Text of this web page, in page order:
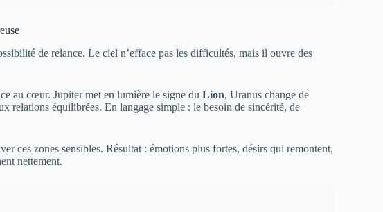
de relance. Le ciel n’efface pas les difficultés, mais il ouvre des
au cœur. Jupiter met en lumière le signe du Lion, Uranus change de
relations équilibrées. En langage simple : le besoin de sincérité, de
ces zones sensibles. Résultat : émotions plus fortes, désirs qui remontent,
nettement.